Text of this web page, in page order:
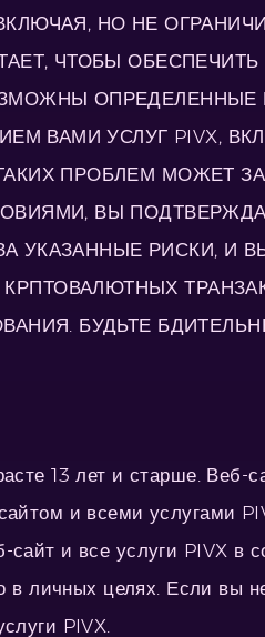
НО НЕ
ЧТОБЫ ОБЕСПЕЧИТЬ
ВАМИ УСЛУГ PIVX,
ПРОБЛЕМ МОЖЕТ
ВЫ
УКАЗАННЫЕ РИСКИ, И
БУДЬТЕ
13 лет и старше. Веб-
и всеми услугами
и все услуги PIVX в
личных целях. Если вы
PIVX.